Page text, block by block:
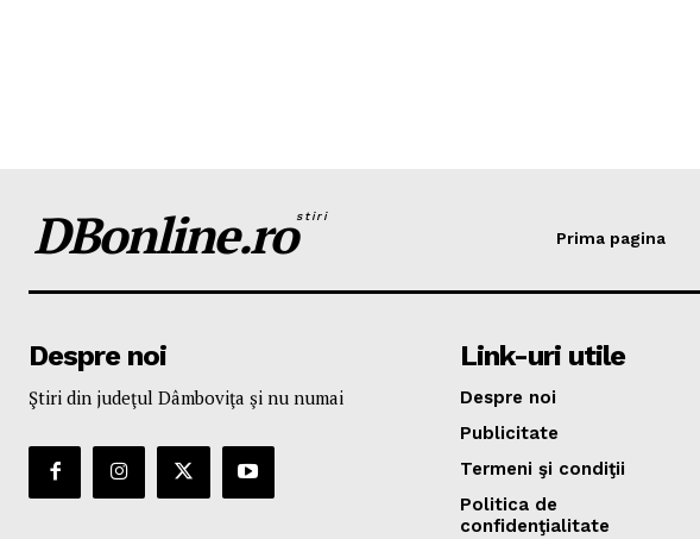
DBonline.rostiri
Prima pagina
Despre noi
Ştiri din judeţul Dâmboviţa şi nu numai
Link-uri utile
Despre noi
Publicitate
Termeni şi condiţii
Politica de
confidenţialitate